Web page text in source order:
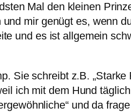
Mal den kleinen
mir genügt es, wenn
und es ist allgemein
Sie schreibt z.B.
ich mit dem Hund
und da